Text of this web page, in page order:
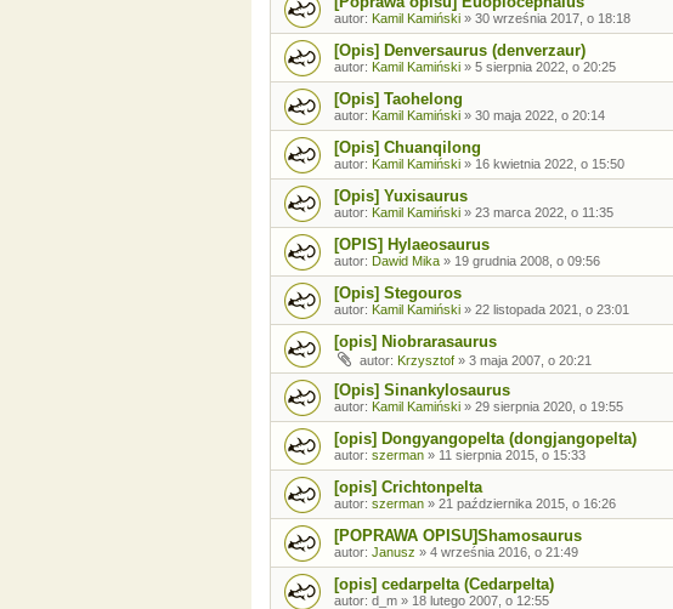
autor: Kamil Kamiński » 30 września 2017, o 18:18
[Opis] Denversaurus (denverzaur)
autor: Kamil Kamiński » 5 sierpnia 2022, o 20:25
[Opis] Taohelong
autor: Kamil Kamiński » 30 maja 2022, o 20:14
[Opis] Chuanqilong
autor: Kamil Kamiński » 16 kwietnia 2022, o 15:50
[Opis] Yuxisaurus
autor: Kamil Kamiński » 23 marca 2022, o 11:35
[OPIS] Hylaeosaurus
autor: Dawid Mika » 19 grudnia 2008, o 09:56
[Opis] Stegouros
autor: Kamil Kamiński » 22 listopada 2021, o 23:01
[opis] Niobrarasaurus
autor: Krzysztof » 3 maja 2007, o 20:21
[Opis] Sinankylosaurus
autor: Kamil Kamiński » 29 sierpnia 2020, o 19:55
[opis] Dongyangopelta (dongjangopelta)
autor: szerman » 11 sierpnia 2015, o 15:33
[opis] Crichtonpelta
autor: szerman » 21 października 2015, o 16:26
[POPRAWA OPISU]Shamosaurus
autor: Janusz » 4 września 2016, o 21:49
[opis] cedarpelta (Cedarpelta)
autor: d_m » 18 lutego 2007, o 12:55